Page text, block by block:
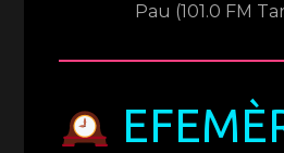
Pau (101.0 FM